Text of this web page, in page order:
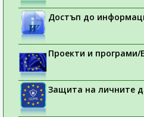
Достъп до
Проекти и програми/
Защита на личните